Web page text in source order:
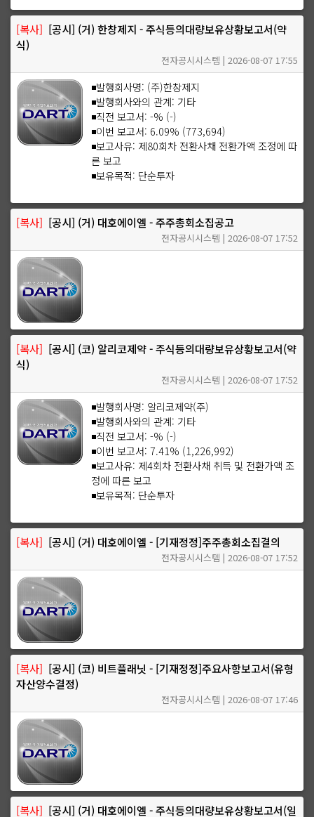
[복사] [공시] (거) 한창제지 - 주식등의대량보유상황보고서(약
식)
전자공시시스템 | 2026-08-07 17:55
◾발행회사명: (주)한창제지
◾발행회사와의 관계: 기타
◾직전 보고서: -% (-)
◾이번 보고서: 6.09% (773,694)
◾보고사유: 제80회차 전환사채 전환가액 조정에 따
른 보고
◾보유목적: 단순투자
[복사] [공시] (거) 대호에이엘 - 주주총회소집공고
전자공시시스템 | 2026-08-07 17:52
[복사] [공시] (코) 알리코제약 - 주식등의대량보유상황보고서(약
식)
전자공시시스템 | 2026-08-07 17:52
◾발행회사명: 알리코제약(주)
◾발행회사와의 관계: 기타
◾직전 보고서: -% (-)
◾이번 보고서: 7.41% (1,226,992)
◾보고사유: 제4회차 전환사채 취득 및 전환가액 조
정에 따른 보고
◾보유목적: 단순투자
[복사] [공시] (거) 대호에이엘 - [기재정정]주주총회소집결의
전자공시시스템 | 2026-08-07 17:52
[복사] [공시] (코) 비트플래닛 - [기재정정]주요사항보고서(유형
자산양수결정)
전자공시시스템 | 2026-08-07 17:46
[복사] [공시] (거) 대호에이엘 - 주식등의대량보유상황보고서(일